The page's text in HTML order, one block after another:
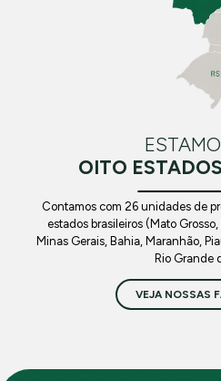
OITO
Contamos com 26 unidades de
estados brasileiros (Mato
Minas Gerais, Bahia, Maranhão,
Rio Grande
VEJA NOSSAS